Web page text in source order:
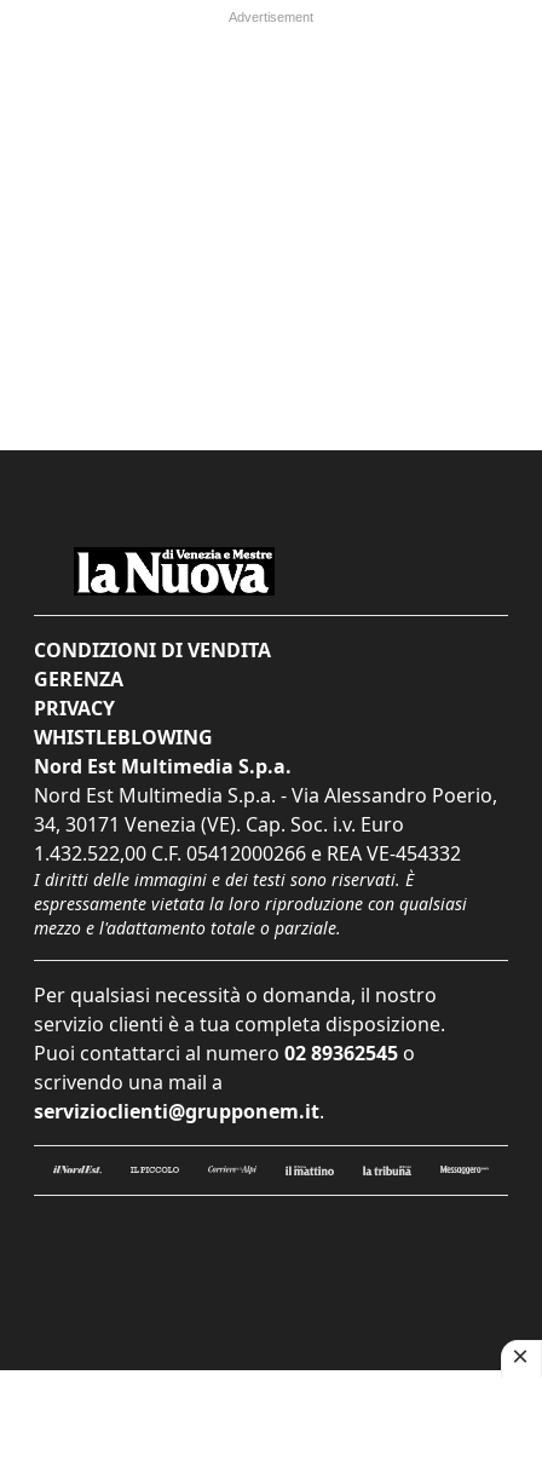
CONDIZIONI DI VENDITA
GERENZA
PRIVACY
WHISTLEBLOWING
Nord Est Multimedia S.p.a.
Nord Est Multimedia S.p.a. - Via Alessandro Poerio,
34, 30171 Venezia (VE). Cap. Soc. i.v. Euro
1.432.522,00 C.F. 05412000266 e REA VE-454332
I diritti delle immagini e dei testi sono riservati. È
espressamente vietata la loro riproduzione con qualsiasi
mezzo e l'adattamento totale o parziale.
Per qualsiasi necessità o domanda, il nostro
servizio clienti è a tua completa disposizione.
Puoi contattarci al numero 02 89362545 o
scrivendo una mail a
servizioclienti@grupponem.it.